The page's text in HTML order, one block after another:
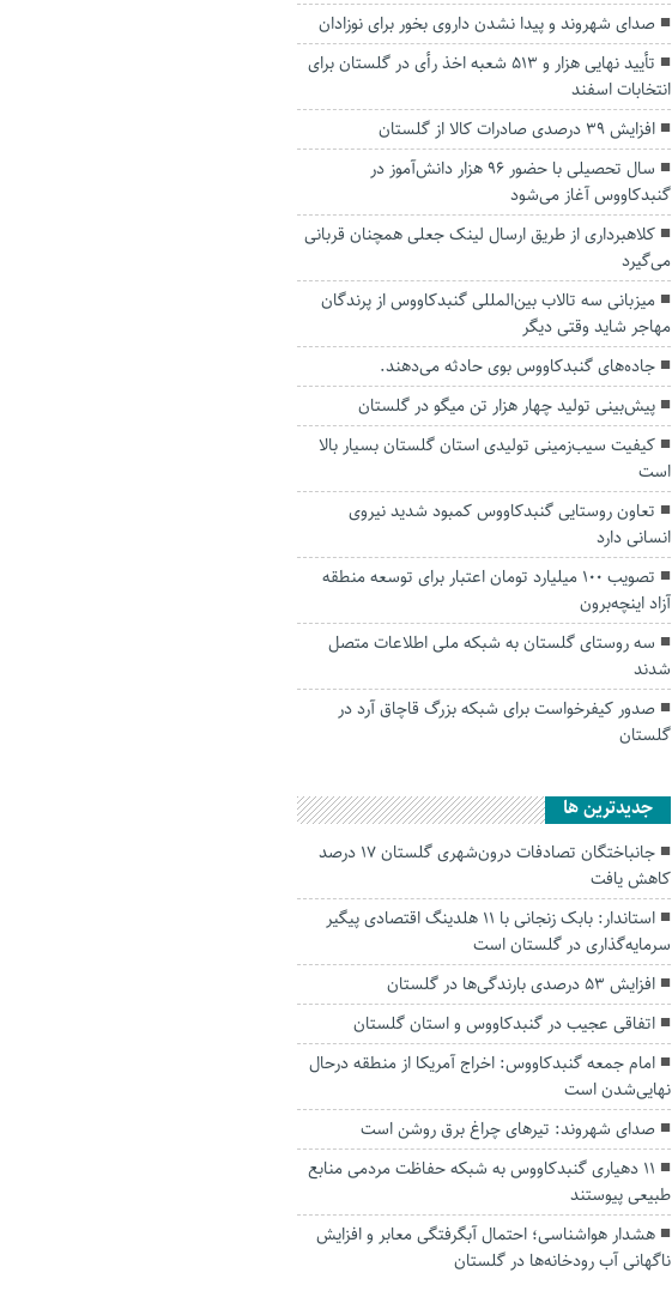
صدای شهروند و پیدا نشدن داروی بخور برای نوزادان
تأیید نهایی هزار و ۵۱۳ شعبه اخذ رأی در گلستان برای
انتخابات اسفند
افزایش ۳۹ درصدی صادرات کالا از گلستان
سال تحصیلی با حضور ۹۶ هزار دانش‌آموز در
گنبدکاووس آغاز می‌شود
کلاهبرداری از طریق ارسال لینک جعلی همچنان قربانی
می‌گیرد
میزبانی سه تالاب‌ بین‌المللی گنبدکاووس از پرندگان
مهاجر شاید وقتی دیگر
جاده‌های گنبدکاووس بوی حادثه می‌دهند.
پیش‌بینی تولید چهار هزار تن میگو در گلستان
کیفیت سیب‌زمینی تولیدی استان گلستان بسیار بالا
است
تعاون روستایی گنبدکاووس کمبود شدید نیروی
انسانی دارد
تصویب ۱۰۰ میلیارد تومان اعتبار برای توسعه منطقه
آزاد اینچه‌برون
سه روستای گلستان به شبکه ملی اطلاعات متصل
شدند
صدور کیفرخواست برای شبکه بزرگ قاچاق آرد در
گلستان
جديدترين ها
جانباختگان تصادفات درون‌شهری گلستان ۱۷ درصد
کاهش یافت
استاندار: بابک زنجانی با ۱۱ هلدینگ اقتصادی پیگیر
سرمایه‌گذاری در گلستان است
افزایش ۵۳ درصدی بارندگی‌ها در گلستان
اتفاقی عجیب در‌ گنبدکاووس و استان گلستان
امام جمعه گنبدکاووس: اخراج آمریکا از منطقه درحال
نهایی‌شدن است
صدای شهروند: تیرهای چراغ برق روشن است
۱۱ دهیاری گنبدکاووس به شبکه حفاظت مردمی منابع
طبیعی پیوستند
هشدار هواشناسی؛ احتمال آبگرفتگی معابر و افزایش
ناگهانی آب رودخانه‌ها در گلستان